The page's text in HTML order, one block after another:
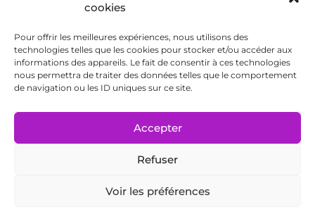
cookies
Pour offrir les meilleures expériences, nous utilisons des
technologies telles que les cookies pour stocker et/ou accéder aux
informations des appareils. Le fait de consentir à ces technologies
nous permettra de traiter des données telles que le comportement
de navigation ou les ID uniques sur ce site.
Accepter
Refuser
Voir les préférences
Conditions Générales de Ventes
Mentions légales